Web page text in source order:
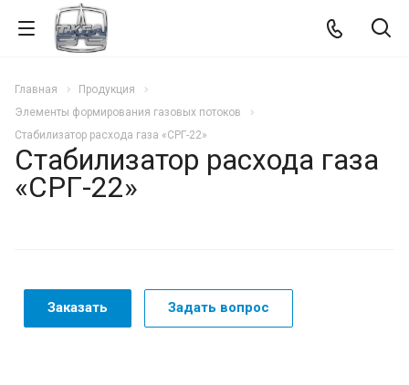
Главная
Продукция
Элементы формирования газовых потоков
Стабилизатор расхода газа «СРГ-22»
Стабилизатор расхода газа
«СРГ-22»
Заказать Задать вопрос